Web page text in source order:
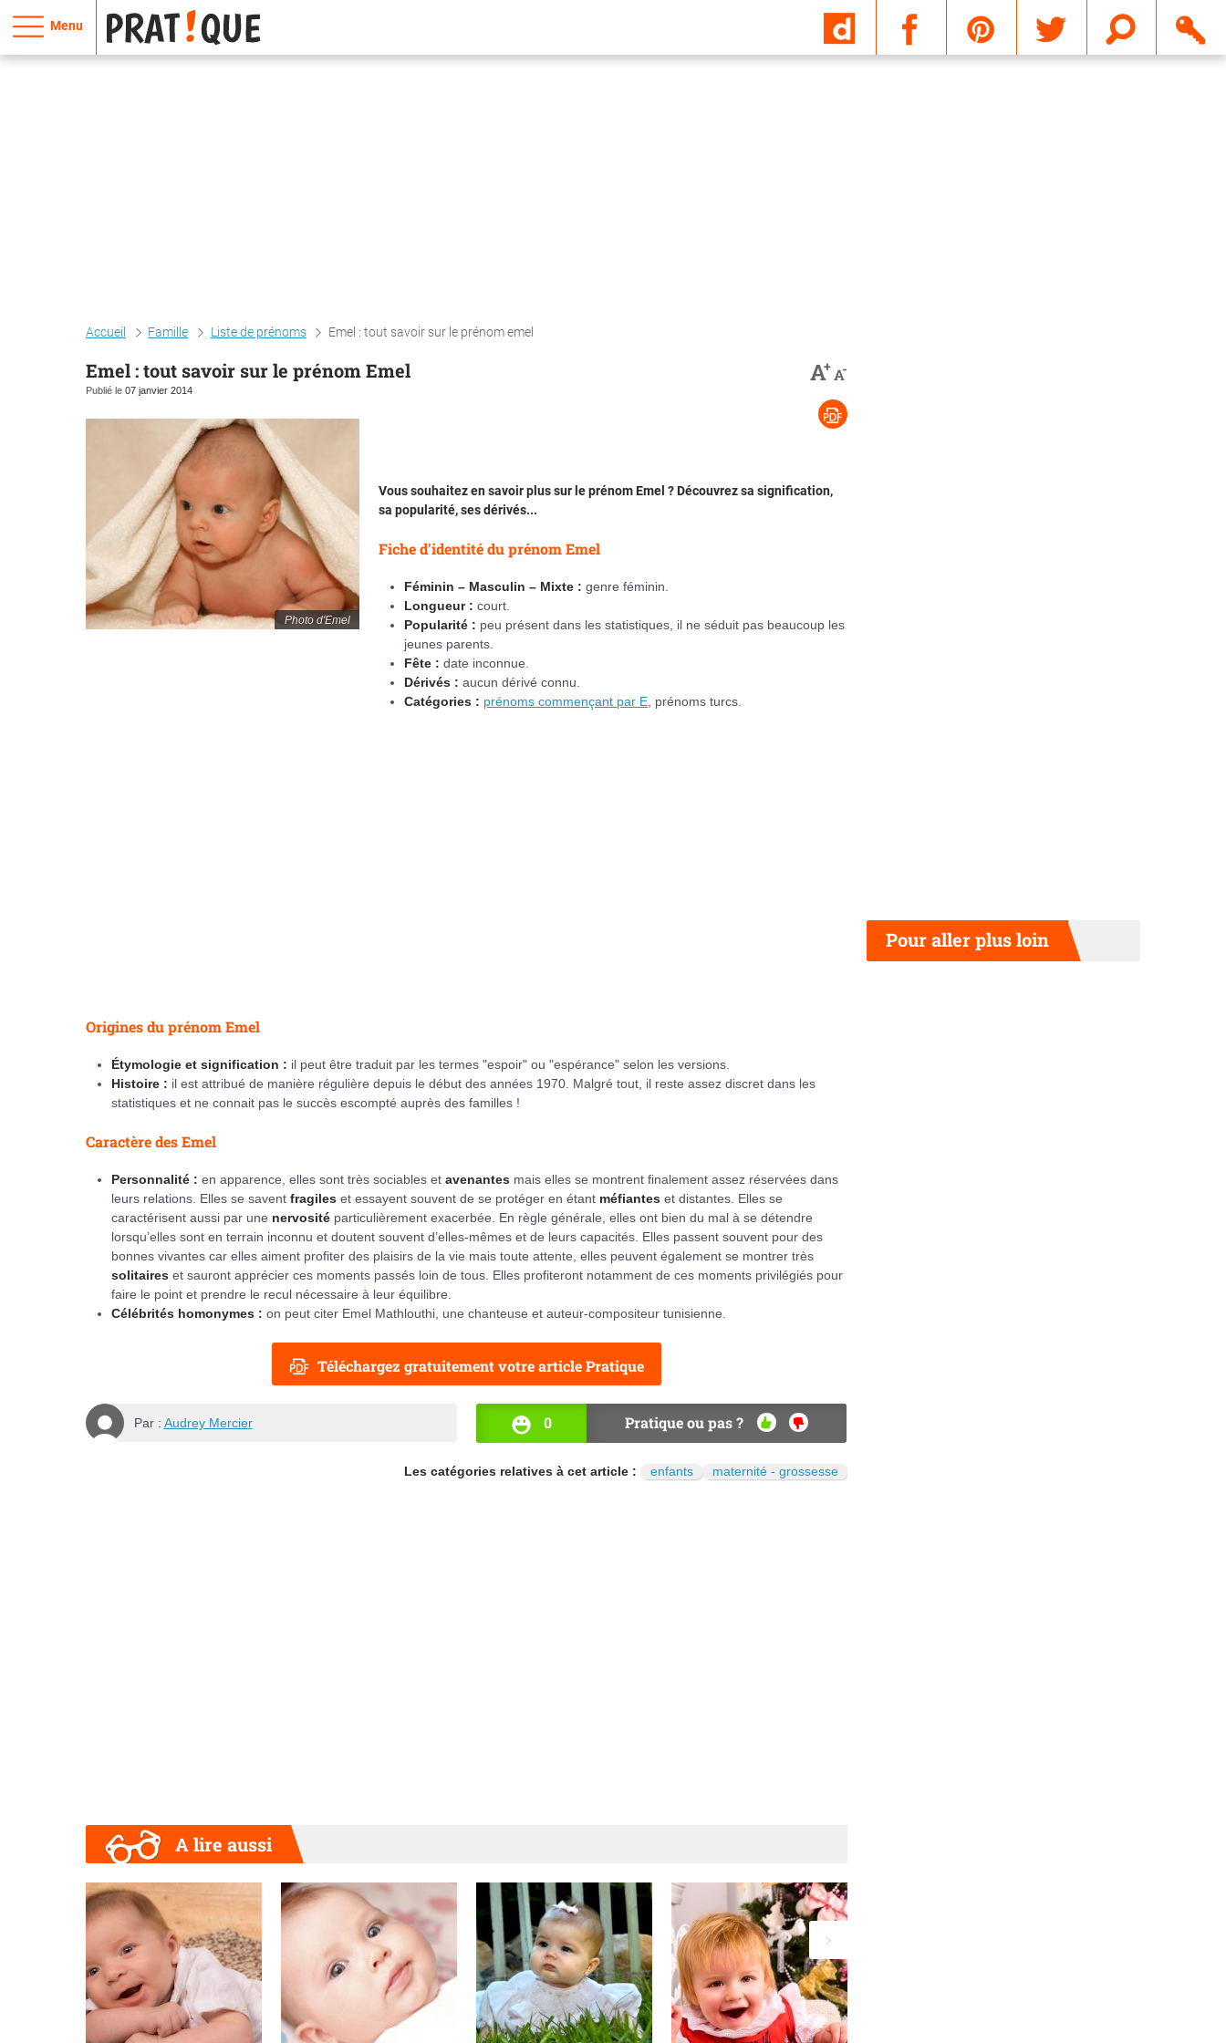
Menu
Accueil Famille Liste de prénoms Emel : tout savoir sur le prénom emel
Emel : tout savoir sur le prénom Emel
Publié le 07 janvier 2014
A+A-
Photo d'Emel
Vous souhaitez en savoir plus sur le prénom Emel ? Découvrez sa signification,
sa popularité, ses dérivés...
Fiche d'identité du prénom Emel
Féminin – Masculin – Mixte : genre féminin.
Longueur : court.
Popularité : peu présent dans les statistiques, il ne séduit pas beaucoup les
jeunes parents.
Fête : date inconnue.
Dérivés : aucun dérivé connu.
Catégories : prénoms commençant par E , prénoms turcs.
Origines du prénom Emel
Étymologie et signification : il peut être traduit par les termes "espoir" ou "espérance" selon les versions.
Histoire : il est attribué de manière régulière depuis le début des années 1970. Malgré tout, il reste assez discret dans les
statistiques et ne connait pas le succès escompté auprès des familles !
Caractère des Emel
Personnalité : en apparence, elles sont très sociables et avenantes mais elles se montrent finalement assez réservées dans
leurs relations. Elles se savent fragiles et essayent souvent de se protéger en étant méfiantes et distantes. Elles se
caractérisent aussi par une nervosité particulièrement exacerbée. En règle générale, elles ont bien du mal à se détendre
lorsqu’elles sont en terrain inconnu et doutent souvent d’elles-mêmes et de leurs capacités. Elles passent souvent pour des
bonnes vivantes car elles aiment profiter des plaisirs de la vie mais toute attente, elles peuvent également se montrer très
solitaires et sauront apprécier ces moments passés loin de tous. Elles profiteront notamment de ces moments privilégiés pour
faire le point et prendre le recul nécessaire à leur équilibre.
Célébrités homonymes : on peut citer Emel Mathlouthi, une chanteuse et auteur-compositeur tunisienne.
Téléchargez gratuitement votre article Pratique
Par : Audrey Mercier 0 Pratique ou pas ?
OUI NON
Les catégories relatives à cet article : enfants maternité - grossesse
A lire aussi
Précédent
Pour aller plus loin